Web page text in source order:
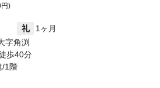
)
礼
1ヶ月
字角渕
歩40分
/1階